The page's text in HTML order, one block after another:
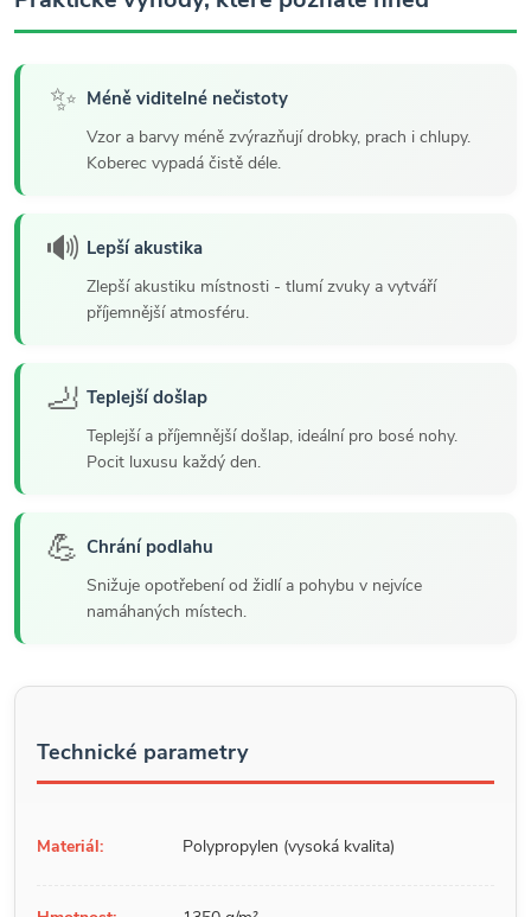
✨ Méně viditelné nečistoty
Vzor a barvy méně zvýrazňují drobky, prach i chlupy.
Koberec vypadá čistě déle.
🔊 Lepší akustika
Zlepší akustiku místnosti - tlumí zvuky a vytváří
příjemnější atmosféru.
🦶 Teplejší došlap
Teplejší a příjemnější došlap, ideální pro bosé nohy.
Pocit luxusu každý den.
💪 Chrání podlahu
Snižuje opotřebení od židlí a pohybu v nejvíce
namáhaných místech.
Technické parametry
Materiál: Polypropylen (vysoká kvalita)